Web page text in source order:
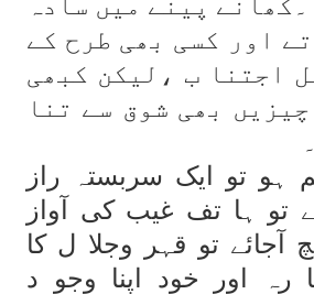
اور کسی بھی طرح کے
اجتنا ب ،لیکن کبھی
بھی شوق سے تنا
ہو تو ایک سربستہ راز
تو ہا تف غیب کی آواز
آجائے تو قہر وجلا ل کا
رہ اور خود اپنا وجو د